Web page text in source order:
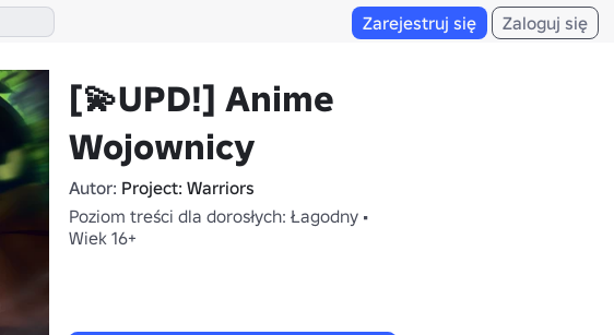
Zarejestruj się Zaloguj się
[💫UPD!] Anime
Wojownicy
Autor: Project: Warriors
Poziom treści dla dorosłych: Łagodny •
Wiek 16+